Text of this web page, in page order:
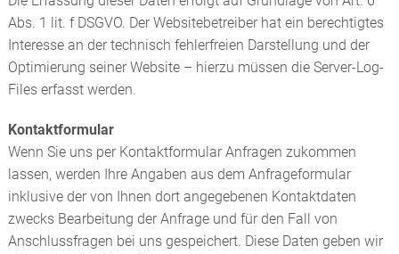
Abs. 1 lit. f DSGVO. Der Websitebetreiber hat ein berechtigtes
Interesse an der technisch fehlerfreien Darstellung und der
Optimierung seiner Website – hierzu müssen die Server-Log-
Files erfasst werden.
Kontaktformular
Wenn Sie uns per Kontaktformular Anfragen zukommen
lassen, werden Ihre Angaben aus dem Anfrageformular
inklusive der von Ihnen dort angegebenen Kontaktdaten
zwecks Bearbeitung der Anfrage und für den Fall von
Anschlussfragen bei uns gespeichert. Diese Daten geben wir